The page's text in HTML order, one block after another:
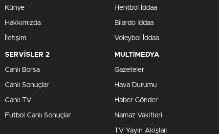
Künye
Hakkımızda
İletişim
Hentbol İddaa
Bilardo İddaa
Voleybol İddaa
SERVİSLER 2
Canlı Borsa
Canlı Sonuçlar
Canlı TV
Futbol Canlı Sonuçlar
MULTİMEDYA
Gazeteler
Hava Durumu
Haber Gönder
Namaz Vakitleri
TV Yayın Akışları